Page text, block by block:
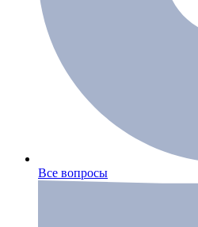
Все вопросы